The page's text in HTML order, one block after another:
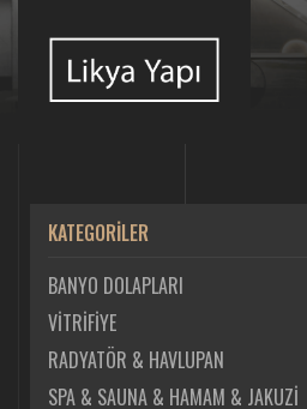
KATEGORİLER
BANYO DOLAPLARI
VİTRİFİYE
RADYATÖR & HAVLUPAN
SPA & SAUNA & HAMAM & JAKUZİ